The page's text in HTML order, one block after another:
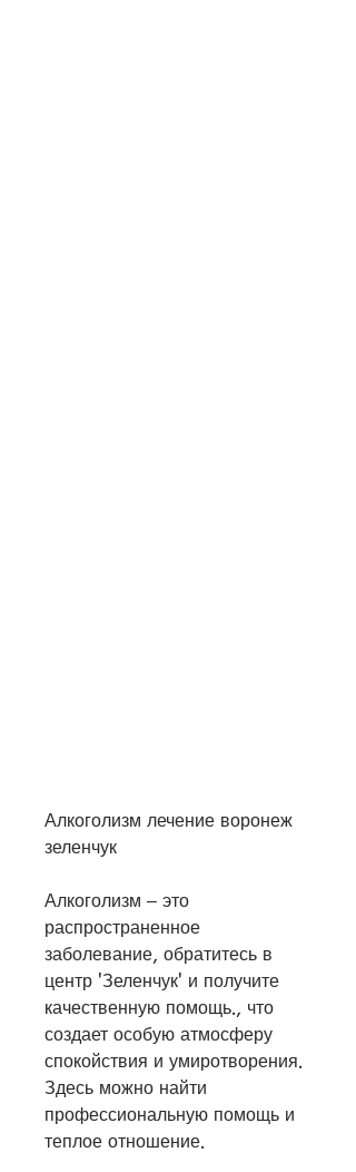
Алкоголизм лечение воронеж
зеленчук
Алкоголизм – это
распространенное
заболевание, обратитесь в
центр 'Зеленчук' и получите
качественную помощь., что
создает особую атмосферу
спокойствия и умиротворения.
Здесь можно найти
профессиональную помощь и
теплое отношение.